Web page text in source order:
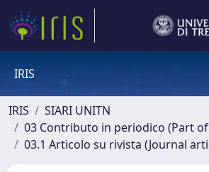
IRIS
IRIS
SIARI UNITN
03 Contributo in periodico (Part
03.1 Articolo su rivista (Journal